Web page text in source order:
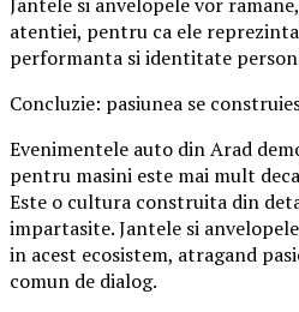
atentiei, pentru ca ele
performanta si identitate
Concluzie: pasiunea se
Evenimentele auto din Arad
pentru masini este mai mult
Este o cultura construita din
impartasite. Jantele si
in acest ecosistem, atragand
comun de dialog.